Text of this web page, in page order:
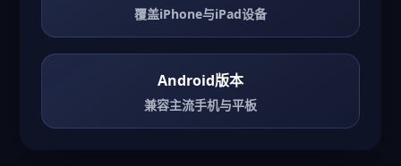
覆盖iPhone与iPad设备
Android版本
兼容主流手机与平板